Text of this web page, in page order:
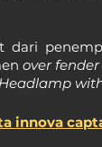
dari
over fender
innova